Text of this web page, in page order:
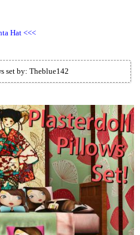
Hat <<<
set by: Theblue142